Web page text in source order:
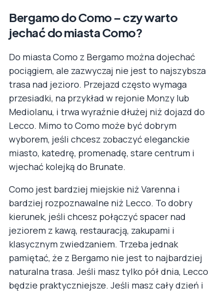
Bergamo do Como – czy warto
jechać do miasta Como?
Do miasta Como z Bergamo można dojechać
pociągiem, ale zazwyczaj nie jest to najszybsza
trasa nad jezioro. Przejazd często wymaga
przesiadki, na przykład w rejonie Monzy lub
Mediolanu, i trwa wyraźnie dłużej niż dojazd do
Lecco. Mimo to Como może być dobrym
wyborem, jeśli chcesz zobaczyć eleganckie
miasto, katedrę, promenadę, stare centrum i
wjechać kolejką do Brunate.
Como jest bardziej miejskie niż Varenna i
bardziej rozpoznawalne niż Lecco. To dobry
kierunek, jeśli chcesz połączyć spacer nad
jeziorem z kawą, restauracją, zakupami i
klasycznym zwiedzaniem. Trzeba jednak
pamiętać, że z Bergamo nie jest to najbardziej
naturalna trasa. Jeśli masz tylko pół dnia, Lecco
będzie praktyczniejsze. Jeśli masz cały dzień i